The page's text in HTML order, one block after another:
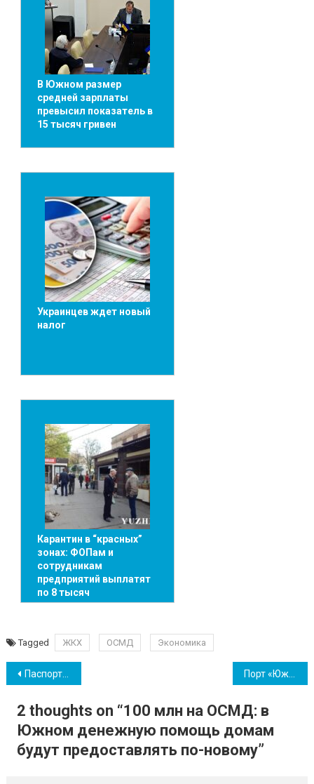
В Южном размер
средней зарплаты
превысил показатель в
15 тысяч гривен
Украинцев ждет новый
налог
Карантин в “красных”
зонах: ФОПам и
сотрудникам
предприятий выплатят
по 8 тысяч
Tagged ЖКХ ОСМД Экономика
Навігація
записів
Паспорт здоровья Одесской области: худшая ситуация в стране Порт «Южный» представили на торжественном приеме, организованном по случаю Дня флота
2 thoughts on “100 млн на ОСМД: в
Южном денежную помощь домам
будут предоставлять по-новому”